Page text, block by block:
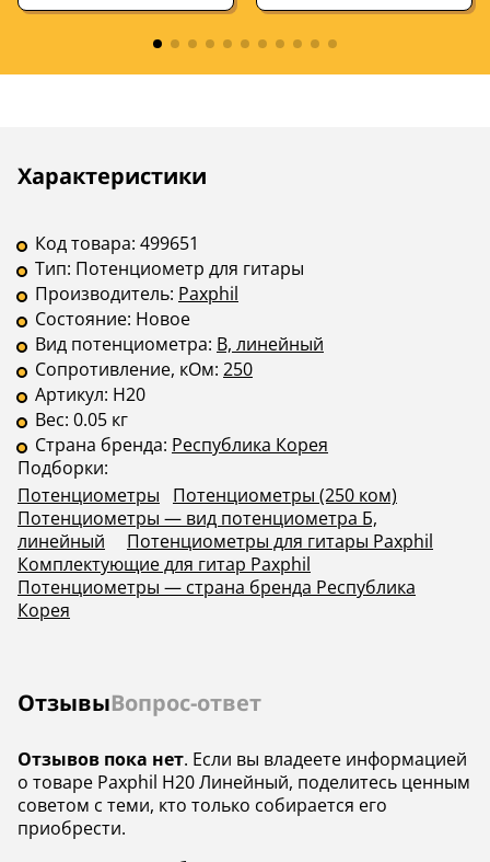
Описание
Характеристики
Инструкции
Код товара: 499651
Тип: Потенциометр для гитары
Производитель: Paxphil
Состояние: Новое
Вид потенциометра: B, линейный
Сопротивление, кОм: 250
Артикул: H20
Вес: 0.05 кг
Страна бренда: Республика Корея
Подборки:
Потенциометры
Потенциометры (250 ком)
Потенциометры — вид потенциометра Б,
линейный
Потенциометры для гитары Paxphil
Комплектующие для гитар Paxphil
Потенциометры — страна бренда Республика
Корея
ОтзывыВопрос-ответ
Отзывов пока нет. Если вы владеете информацией
о товаре Paxphil H20 Линейный, поделитесь ценным
советом с теми, кто только собирается его
приобрести.